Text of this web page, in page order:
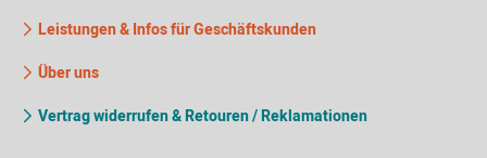
Leistungen & Infos für Geschäftskunden
Über uns
Vertrag widerrufen & Retouren / Reklamationen